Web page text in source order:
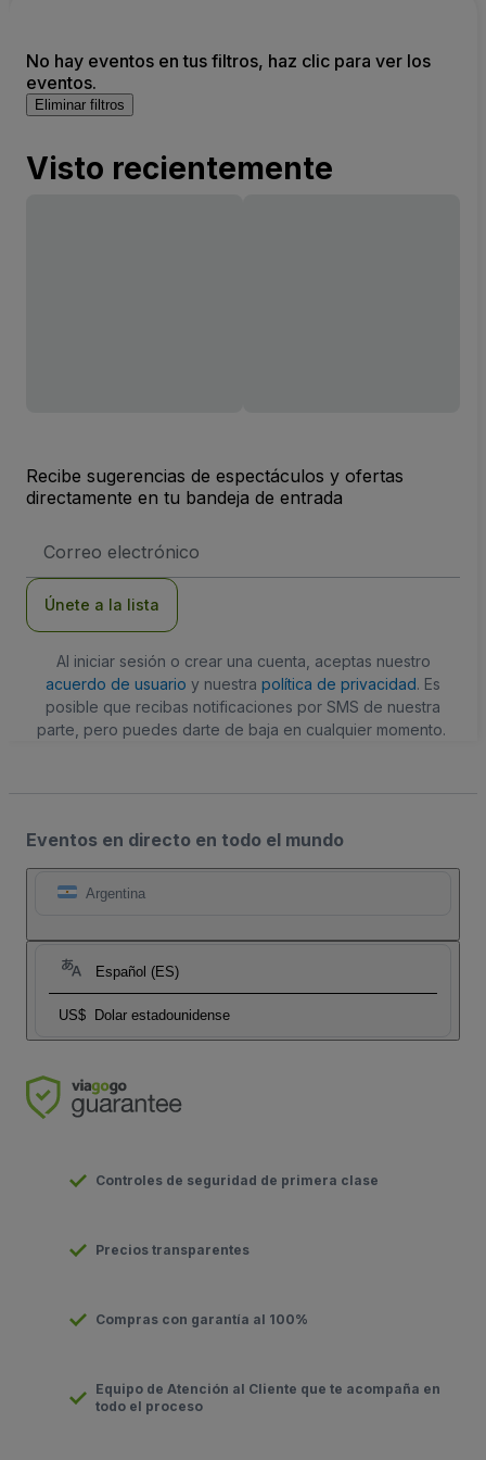
No hay eventos en tus filtros, haz clic para ver los
eventos.
Eliminar filtros
Visto recientemente
Recibe sugerencias de espectáculos y ofertas
directamente en tu bandeja de entrada
de
Únete a la lista
Al iniciar sesión o crear una cuenta, aceptas nuestro
acuerdo de usuario y nuestra política de privacidad. Es
posible que recibas notificaciones por SMS de nuestra
parte, pero puedes darte de baja en cualquier momento.
Eventos en directo en todo el mundo
Argentina
Español (ES)
US$ Dolar estadounidense
Controles de seguridad de primera clase
Precios transparentes
Compras con garantía al 100%
Equipo de Atención al Cliente que te acompaña en
todo el proceso